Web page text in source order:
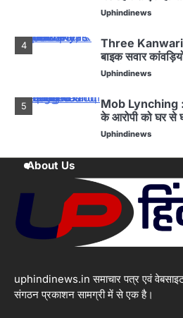
घायल
Uphindinews
4
Three
बाइक सवार
की मौत से मचा हड़कंप
Uphindinews
5
Mob Lynching
के आरोपी को घर से
डाला
Uphindinews
1
होने के बाद भी यूएई
हाई अलर्ट जारी
Uphindinews
बलिया से बसपा के
shankar
Havoc Wreaked
About Us
uphindinews.in समाचार पत्र एवं वेबसाइट
संगठन प्रकाशन सामग्री में से एक है।